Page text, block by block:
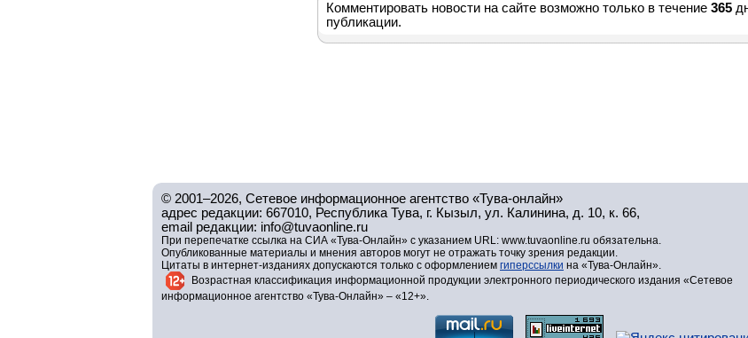
Комментировать новости на сайте возможно только в течение 365
публикации.
© 2001–2026, Сетевое информационное агентство «Тува-онлайн»
адрес редакции: 667010, Республика Тува, г. Кызыл, ул. Калинина, д. 10, к. 66,
email редакции: info@tuvaonline.ru
При перепечатке ссылка на СИА «Тува-Онлайн» с указанием URL: www.tuvaonline.ru обязательна.
Опубликованные материалы и мнения авторов могут не отражать точку зрения редакции.
Цитаты в интернет-изданиях допускаются только с оформлением гиперссылки на «Тува-Онлайн».
Возрастная классификация информационной продукции электронного периодического издания «Сетевое
информационное агентство «Тува-Онлайн» – «12+».